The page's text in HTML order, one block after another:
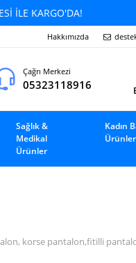
İLE KARGO'DA!
Hakkımızda
Çağrı Merkezi
05323118916
Sağlık &
Medikal
Ürünler
Kadın
korse pantalon,fitilli